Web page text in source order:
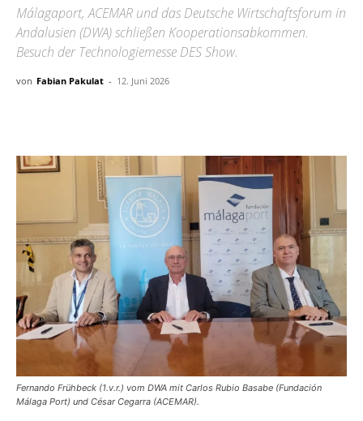
Málagaport, ACEMAR und das Deutsche Wirtschaftsforum in
Andalusien (DWA) schließen Kooperationsabkommen.
Besuch der Technologiemesse DES Show.
von Fabian Pakulat - 12. Juni 2026
Fernando Frühbeck (1.v.r.) vom DWA mit Carlos Rubio Basabe (Fundación
Málaga Port) und César Cegarra (ACEMAR).